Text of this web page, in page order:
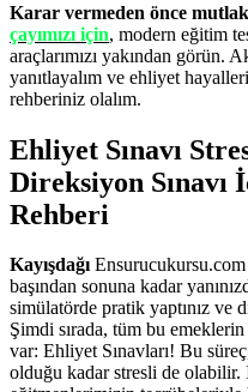
Karar vermeden önce
çayımızı için, modern eğitim
araçlarımızı yakından görün.
yanıtlayalım ve ehliyet
rehberiniz olalım.
Ehliyet Sınavı
Direksiyon Sınavı
Rehberi
Kayışdağı
başından sonuna kadar
simülatörde pratik yaptınız ve
Şimdi sırada, tüm bu emeklerin
var: Ehliyet Sınavları! Bu
olduğu kadar stresli de olabilir.